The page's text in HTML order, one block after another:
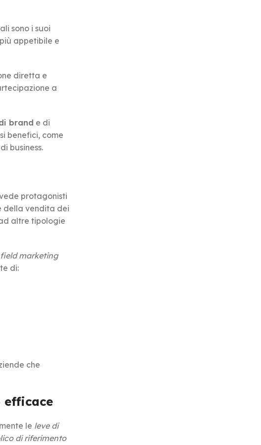
sono i suoi
appetibile e
diretta e
a
brand e di
benefici, come
business.
protagonisti
della vendita dei
altre tipologie
field marketing
di:
che
le leve di
di riferimento